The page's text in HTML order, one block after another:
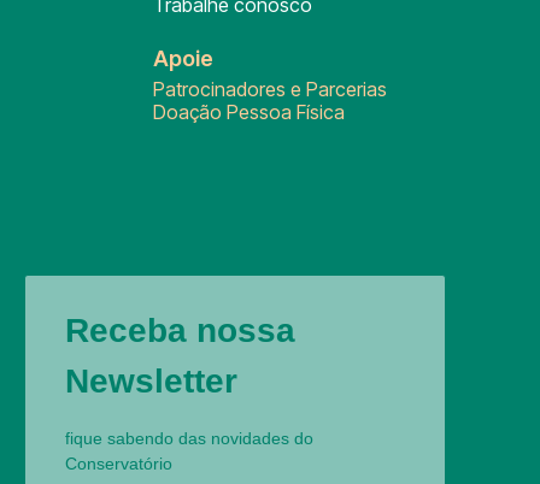
Trabalhe conosco
Apoie
Patrocinadores e Parcerias
Doação Pessoa Física